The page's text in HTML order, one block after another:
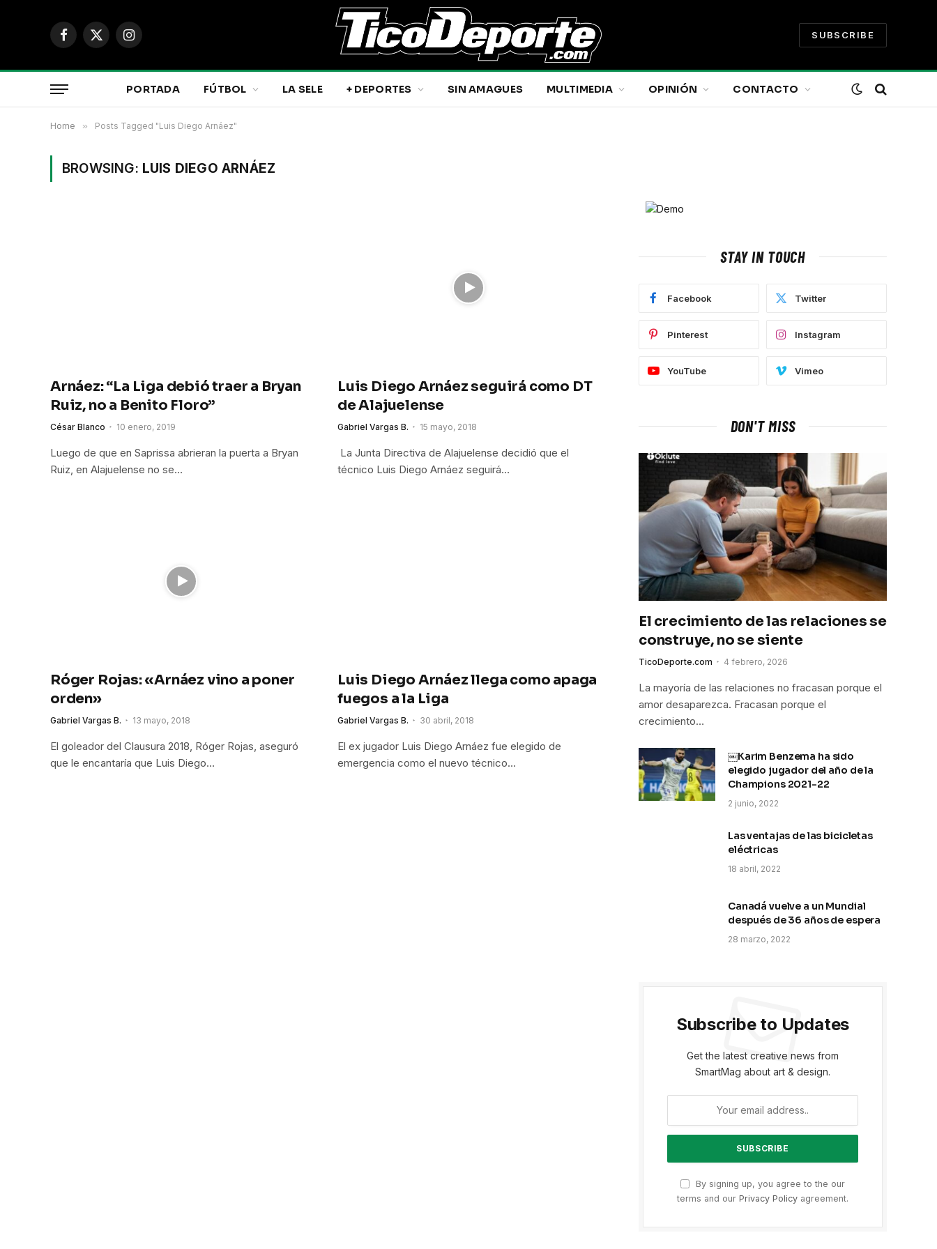
Facebook
X
Instagram
SUBSCRIBE
PORTADA FÚTBOL LA SELE + DEPORTES SIN AMAGUES MULTIMEDIA OPINIÓN CONTACTO
Home » Posts Tagged "Luis Diego Arnáez"
BROWSING: LUIS DIEGO ARNÁEZ
Arnáez: “La Liga debió traer a Bryan
Ruiz, no a Benito Floro”
César Blanco 10 enero, 2019
Luego de que en Saprissa abrieran la puerta a Bryan
Ruiz, en Alajuelense no se…
Luis Diego Arnáez seguirá como DT
de Alajuelense
Gabriel Vargas B. 15 mayo, 2018
La Junta Directiva de Alajuelense decidió que el
técnico Luis Diego Arnáez seguirá…
Róger Rojas: «Arnáez vino a poner
orden»
Gabriel Vargas B. 13 mayo, 2018
El goleador del Clausura 2018, Róger Rojas, aseguró
que le encantaría que Luis Diego…
Luis Diego Arnáez llega como apaga
fuegos a la Liga
Gabriel Vargas B. 30 abril, 2018
El ex jugador Luis Diego Arnáez fue elegido de
emergencia como el nuevo técnico…
STAY IN TOUCH
Facebook Twitter
Pinterest Instagram
YouTube Vimeo
DON'T MISS
El crecimiento de las relaciones se
construye, no se siente
TicoDeporte.com 4 febrero, 2026
La mayoría de las relaciones no fracasan porque el
amor desaparezca. Fracasan porque el
crecimiento…
￼Karim Benzema ha sido
elegido jugador del año de la
Champions 2021-22
2 junio, 2022
Las ventajas de las bicicletas
eléctricas
18 abril, 2022
Canadá vuelve a un Mundial
después de 36 años de espera
28 marzo, 2022
Subscribe to Updates
Get the latest creative news from
SmartMag about art & design.
By signing up, you agree to the our
terms and our Privacy Policy agreement.